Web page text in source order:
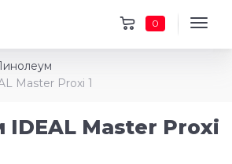
0
Master Proxi 1
Master Proxi